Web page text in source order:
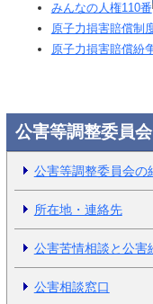
みんなの人権110番
原子力損害賠償制
原子力損害賠償紛
公害等調整委員会
公害等調整委員会の
所在地・連絡先
公害苦情相談と公害
公害相談窓口